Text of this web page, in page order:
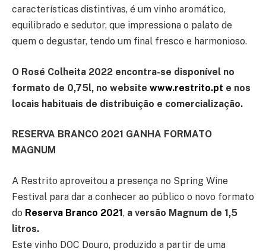
características distintivas, é um vinho aromático,
equilibrado e sedutor, que impressiona o palato de
quem o degustar, tendo um final fresco e harmonioso.
O Rosé Colheita 2022 encontra-se disponível no
formato de 0,75l, no website www.restrito.pt e nos
locais habituais de distribuição e comercialização.
RESERVA BRANCO 2021 GANHA FORMATO
MAGNUM
A Restrito aproveitou a presença no Spring Wine
Festival para dar a conhecer ao público o novo formato
do Reserva Branco 2021, a versão Magnum de 1,5
litros.
Este vinho DOC Douro, produzido a partir de uma